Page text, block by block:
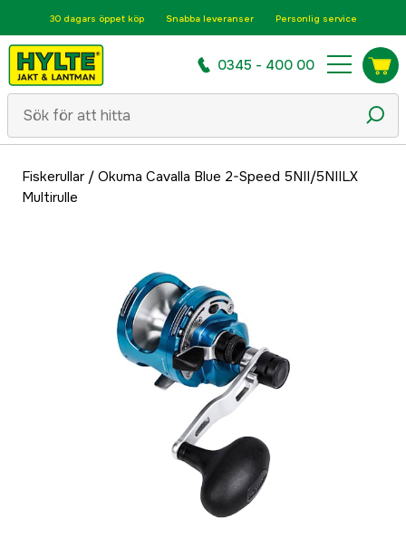
30 dagars öppet köp Snabba leveranser Personlig service
0345 - 400 00
Fiskerullar/ Okuma Cavalla Blue 2-Speed 5NII/5NIILX
Multirulle